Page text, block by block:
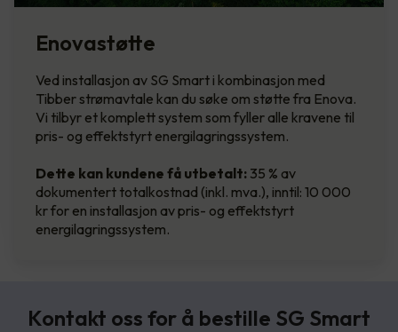
Enovastøtte
Ved installasjon av SG Smart i kombinasjon med
Tibber strømavtale kan du søke om støtte fra Enova.
Vi tilbyr et komplett system som fyller alle kravene til
pris- og effektstyrt energilagringssystem.
Dette kan kundene få utbetalt: 35 % av
dokumentert totalkostnad (inkl. mva.), inntil: 10 000
kr for en installasjon av pris- og effektstyrt
energilagringssystem.
Kontakt oss for å bestille SG Smart